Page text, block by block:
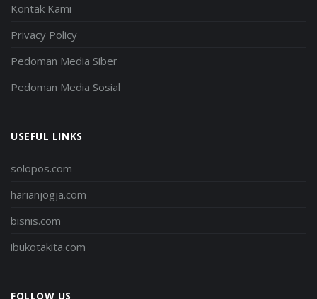
Kontak Kami
Privacy Policy
Pedoman Media Siber
Pedoman Media Sosial
USEFUL LINKS
solopos.com
harianjogja.com
bisnis.com
ibukotakita.com
FOLLOW US